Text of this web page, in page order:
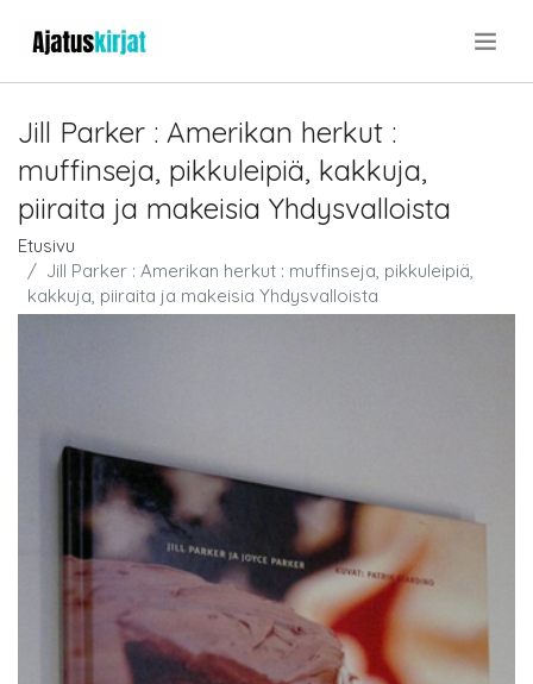
Jill Parker : Amerikan herkut :
muffinseja, pikkuleipiä, kakkuja,
piiraita ja makeisia Yhdysvalloista
Etusivu
Jill Parker : Amerikan herkut : muffinseja, pikkuleipiä,
kakkuja, piiraita ja makeisia Yhdysvalloista